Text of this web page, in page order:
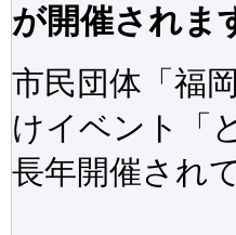
が開催されま
市民団体「福
けイベント「
長年開催され